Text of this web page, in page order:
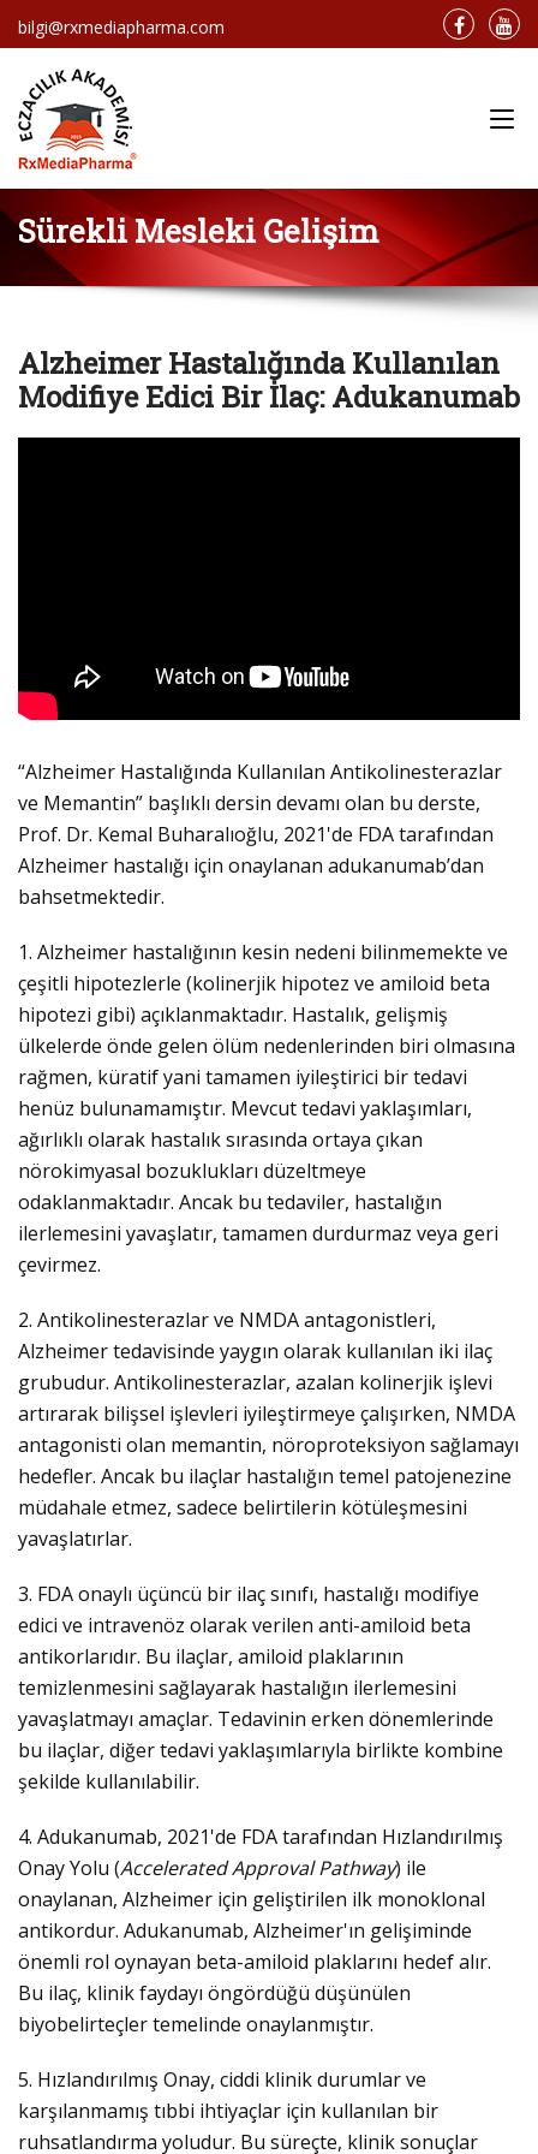
bilgi@rxmediapharma.com
Sürekli Mesleki Gelişim
Alzheimer Hastalığında Kullanılan
Modifiye Edici Bir İlaç: Adukanumab
“Alzheimer Hastalığında Kullanılan Antikolinesterazlar
ve Memantin” başlıklı dersin devamı olan bu derste,
Prof. Dr. Kemal Buharalıoğlu, 2021'de FDA tarafından
Alzheimer hastalığı için onaylanan adukanumab’dan
bahsetmektedir.
1. Alzheimer hastalığının kesin nedeni bilinmemekte ve
çeşitli hipotezlerle (kolinerjik hipotez ve amiloid beta
hipotezi gibi) açıklanmaktadır. Hastalık, gelişmiş
ülkelerde önde gelen ölüm nedenlerinden biri olmasına
rağmen, küratif yani tamamen iyileştirici bir tedavi
henüz bulunamamıştır. Mevcut tedavi yaklaşımları,
ağırlıklı olarak hastalık sırasında ortaya çıkan
nörokimyasal bozuklukları düzeltmeye
odaklanmaktadır. Ancak bu tedaviler, hastalığın
ilerlemesini yavaşlatır, tamamen durdurmaz veya geri
çevirmez.
2. Antikolinesterazlar ve NMDA antagonistleri,
Alzheimer tedavisinde yaygın olarak kullanılan iki ilaç
grubudur. Antikolinesterazlar, azalan kolinerjik işlevi
artırarak bilişsel işlevleri iyileştirmeye çalışırken, NMDA
antagonisti olan memantin, nöroproteksiyon sağlamayı
hedefler. Ancak bu ilaçlar hastalığın temel patojenezine
müdahale etmez, sadece belirtilerin kötüleşmesini
yavaşlatırlar.
3. FDA onaylı üçüncü bir ilaç sınıfı, hastalığı modifiye
edici ve intravenöz olarak verilen anti-amiloid beta
antikorlarıdır. Bu ilaçlar, amiloid plaklarının
temizlenmesini sağlayarak hastalığın ilerlemesini
yavaşlatmayı amaçlar. Tedavinin erken dönemlerinde
bu ilaçlar, diğer tedavi yaklaşımlarıyla birlikte kombine
şekilde kullanılabilir.
4. Adukanumab, 2021'de FDA tarafından Hızlandırılmış
Onay Yolu (Accelerated Approval Pathway) ile
onaylanan, Alzheimer için geliştirilen ilk monoklonal
antikordur. Adukanumab, Alzheimer'ın gelişiminde
önemli rol oynayan beta-amiloid plaklarını hedef alır.
Bu ilaç, klinik faydayı öngördüğü düşünülen
biyobelirteçler temelinde onaylanmıştır.
5. Hızlandırılmış Onay, ciddi klinik durumlar ve
karşılanmamış tıbbi ihtiyaçlar için kullanılan bir
ruhsatlandırma yoludur. Bu süreçte, klinik sonuçlar